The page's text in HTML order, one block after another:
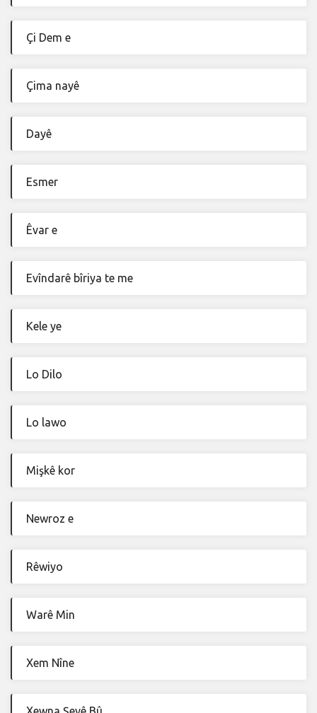
Çi Dem e
Çima nayê
Dayê
Esmer
Êvar e
Evîndarê bîriya te me
Kele ye
Lo Dilo
Lo lawo
Mişkê kor
Newroz e
Rêwiyo
Warê Min
Xem Nîne